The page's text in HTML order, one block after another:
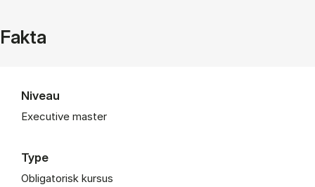
Fakta
Niveau
Executive master
Type
Obligatorisk kursus